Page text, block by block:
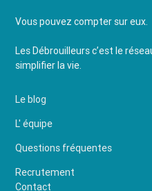
Vous pouvez compter sur eux.
Les Débrouilleurs c’est le
simplifier la vie.
Le blog
L' équipe
Questions fréquentes
Recrutement
Contact